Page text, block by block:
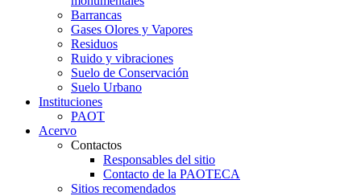
Barrancas
Gases Olores y Vapores
Residuos
Ruido y vibraciones
Suelo de Conservación
Suelo Urbano
Instituciones
PAOT
Acervo
Contactos
Responsables del sitio
Contacto de la PAOTECA
Sitios recomendados